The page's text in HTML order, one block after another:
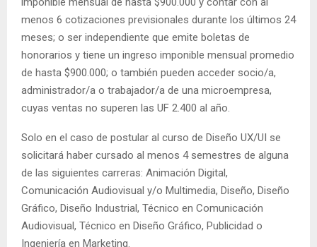
menos 6 cotizaciones previsionales durante los últimos 24
meses; o ser independiente que emite boletas de
honorarios y tiene un ingreso imponible mensual promedio
de hasta $900.000; o también pueden acceder socio/a,
administrador/a o trabajador/a de una microempresa,
cuyas ventas no superen las UF 2.400 al año.
Solo en el caso de postular al curso de Diseño UX/UI se
solicitará haber cursado al menos 4 semestres de alguna
de las siguientes carreras: Animación Digital,
Comunicación Audiovisual y/o Multimedia, Diseño, Diseño
Gráfico, Diseño Industrial, Técnico en Comunicación
Audiovisual, Técnico en Diseño Gráfico, Publicidad o
Ingeniería en Marketing.